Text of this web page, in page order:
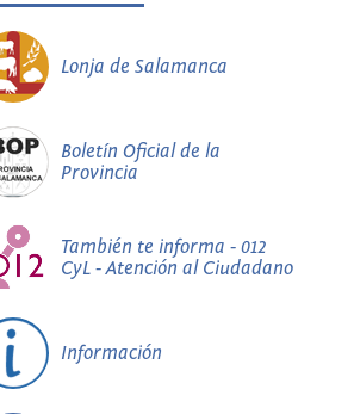
Lonja de Salamanca
Boletín Oficial de la
Provincia
También te informa - 012
CyL - Atención al Ciudadano
Información